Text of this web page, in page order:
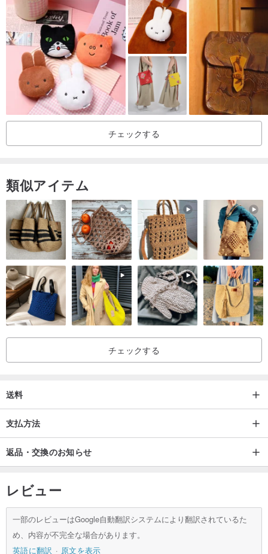
チェックする
類似アイテム
チェックする
送料
支払方法
返品・交換のお知らせ
レビュー
一部のレビューはGoogle自動翻訳システムにより翻訳されているた
め、内容が不完全な場合があります。
英語に翻訳
原文を表示